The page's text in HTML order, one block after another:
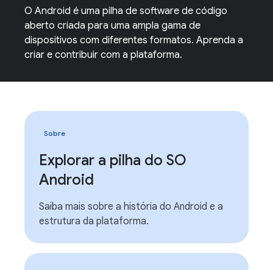
O Android é uma pilha de software de código
aberto criada para uma ampla gama de
dispositivos com diferentes formatos. Aprenda a
criar e contribuir com a plataforma.
Sobre
Explorar a pilha do SO
Android
Saiba mais sobre a história do Android e a
estrutura da plataforma.